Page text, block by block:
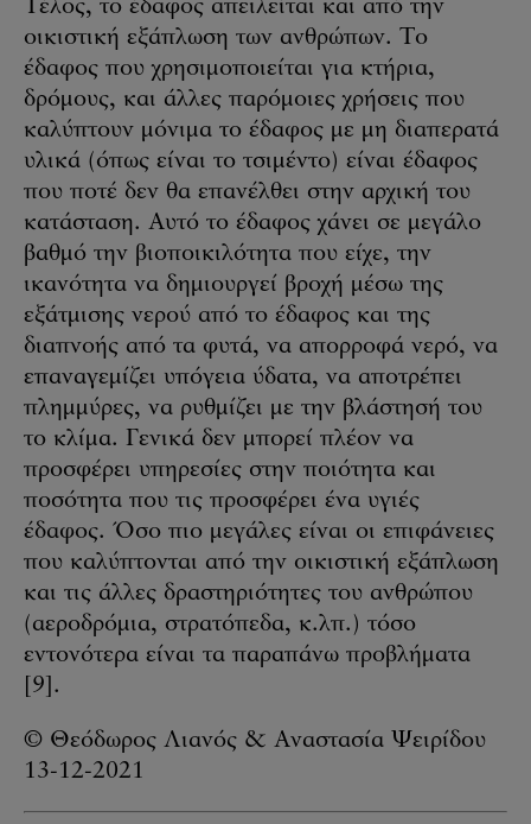
Τέλος, το έδαφος απειλείται και από την
οικιστική εξάπλωση των ανθρώπων. Το
έδαφος που χρησιμοποιείται για κτήρια,
δρόμους, και άλλες παρόμοιες χρήσεις που
καλύπτουν μόνιμα το έδαφος με μη διαπερατά
υλικά (όπως είναι το τσιμέντο) είναι έδαφος
που ποτέ δεν θα επανέλθει στην αρχική του
κατάσταση. Αυτό το έδαφος χάνει σε μεγάλο
βαθμό την βιοποικιλότητα που είχε, την
ικανότητα να δημιουργεί βροχή μέσω της
εξάτμισης νερού από το έδαφος και της
διαπνοής από τα φυτά, να απορροφά νερό, να
επαναγεμίζει υπόγεια ύδατα, να αποτρέπει
πλημμύρες, να ρυθμίζει με την βλάστησή του
το κλίμα. Γενικά δεν μπορεί πλέον να
προσφέρει υπηρεσίες στην ποιότητα και
ποσότητα που τις προσφέρει ένα υγιές
έδαφος. Όσο πιο μεγάλες είναι οι επιφάνειες
που καλύπτονται από την οικιστική εξάπλωση
και τις άλλες δραστηριότητες του ανθρώπου
(αεροδρόμια, στρατόπεδα, κ.λπ.) τόσο
εντονότερα είναι τα παραπάνω προβλήματα
[9].
© Θεόδωρος Λιανός & Αναστασία Ψειρίδου
13-12-2021